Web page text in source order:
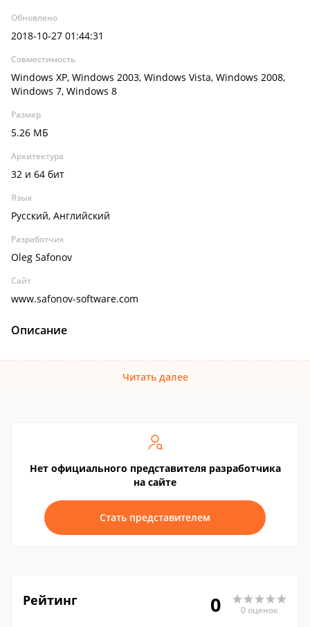
Обновлено
2018-10-27 01:44:31
Совместимость
Windows XP, Windows 2003, Windows Vista, Windows 2008,
Windows 7, Windows 8
Размер
5.26 МБ
Архитектура
32 и 64 бит
Язык
Русский, Английский
Разработчик
Oleg Safonov
Сайт
www.safonov-software.com
Описание
Читать далее
Нет официального представителя разработчика
на сайте
Стать представителем
Рейтинг 0 0 оценок